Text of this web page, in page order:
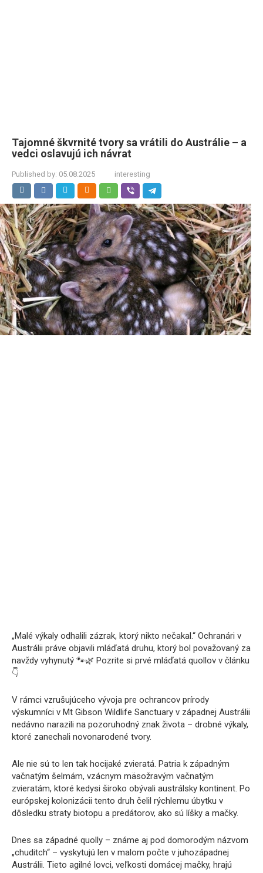
Tajomné škvrnité tvory sa vrátili do Austrálie – a
vedci oslavujú ich návrat
Published by: 05.08.2025 interesting
„Malé výkaly odhalili zázrak, ktorý nikto nečakal.“ Ochranári v
Austrálii práve objavili mláďatá druhu, ktorý bol považovaný za
navždy vyhynutý 🐾🌿 Pozrite si prvé mláďatá quollov v článku
👇
V rámci vzrušujúceho vývoja pre ochrancov prírody
výskumníci v Mt Gibson Wildlife Sanctuary v západnej Austrálii
nedávno narazili na pozoruhodný znak života – drobné výkaly,
ktoré zanechali novonarodené tvory.
Ale nie sú to len tak hocijaké zvieratá. Patria k západným
vačnatým šelmám, vzácnym mäsožravým vačnatým
zvieratám, ktoré kedysi široko obývali austrálsky kontinent. Po
európskej kolonizácii tento druh čelil rýchlemu úbytku v
dôsledku straty biotopu a predátorov, ako sú líšky a mačky.
Dnes sa západné quolly – známe aj pod domorodým názvom
„chuditch“ – vyskytujú len v malom počte v juhozápadnej
Austrálii. Tieto agilné lovci, veľkosti domácej mačky, hrajú